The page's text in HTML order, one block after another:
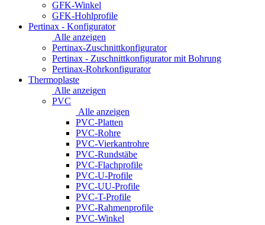
GFK-Winkel
GFK-Hohlprofile
Pertinax - Konfigurator
Alle anzeigen
Pertinax-Zuschnittkonfigurator
Pertinax - Zuschnittkonfigurator mit Bohrung
Pertinax-Rohrkonfigurator
Thermoplaste
Alle anzeigen
PVC
Alle anzeigen
PVC-Platten
PVC-Rohre
PVC-Vierkantrohre
PVC-Rundstäbe
PVC-Flachprofile
PVC-U-Profile
PVC-UU-Profile
PVC-T-Profile
PVC-Rahmenprofile
PVC-Winkel